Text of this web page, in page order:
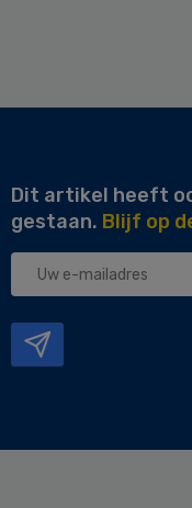
Dit artikel heeft
gestaan. Blijf op
Uw